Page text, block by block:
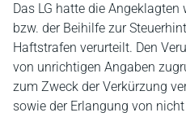
Das LG hatte die
bzw. der Beihilfe zur
Haftstrafen verurteilt. Den
von unrichtigen Angaben
zum Zweck der Verkürzung
sowie der Erlangung von